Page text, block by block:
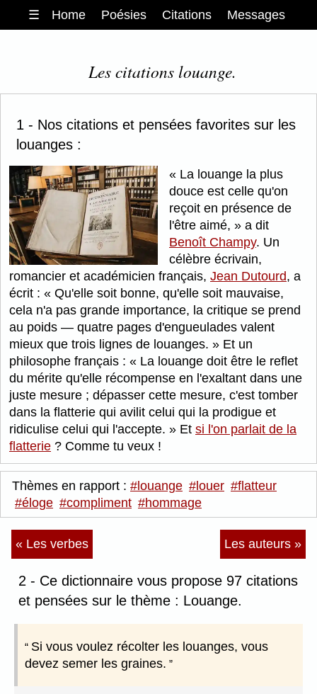
☰ Home Poésies Citations Messages
Les citations louange.
1 - Nos citations et pensées favorites sur les
louanges :
La louange la plus
douce est celle qu'on
reçoit en présence de
l'être aimé,
a dit
Benoît Champy. Un
célèbre écrivain,
romancier et académicien français, Jean Dutourd, a
écrit :
Qu'elle soit bonne, qu'elle soit mauvaise,
cela n'a pas grande importance, la critique se prend
au poids — quatre pages d'engueulades valent
mieux que trois lignes de louanges.
Et un
philosophe français :
La louange doit être le reflet
du mérite qu'elle récompense en l'exaltant dans une
juste mesure ; dépasser cette mesure, c'est tomber
dans la flatterie qui avilit celui qui la prodigue et
ridiculise celui qui l'accepte.
Et si l'on parlait de la
flatterie ? Comme tu veux !
Thèmes en rapport : #louange #louer #flatteur
#éloge #compliment #hommage
« Les verbes Les auteurs »
2 - Ce dictionnaire vous propose 97 citations
et pensées sur le thème : Louange.
Si vous voulez récolter les louanges, vous
devez semer les graines.